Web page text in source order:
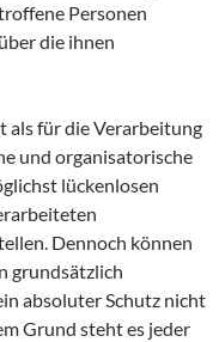
Personen
die ihnen
als für die Verarbeitung
und organisatorische
lückenlosen
Dennoch können
grundsätzlich
absoluter Schutz nicht
Grund steht es jeder